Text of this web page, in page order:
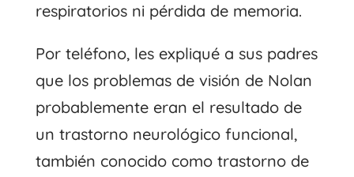
respiratorios ni pérdida de memoria.
Por teléfono, les expliqué a sus padres
que los problemas de visión de Nolan
probablemente eran el resultado de
un trastorno neurológico funcional,
también conocido como trastorno de